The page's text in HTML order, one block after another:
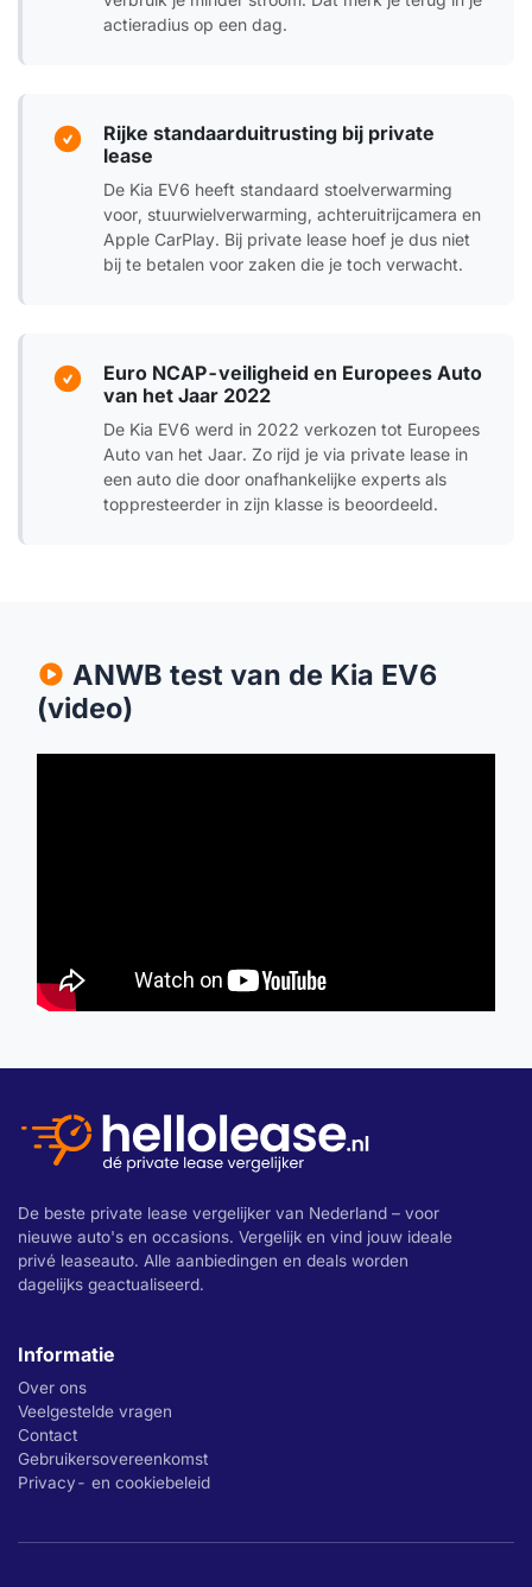
actieradius op een dag.
Rijke standaarduitrusting bij private
lease
De Kia EV6 heeft standaard stoelverwarming
voor, stuurwielverwarming, achteruitrijcamera en
Apple CarPlay. Bij private lease hoef je dus niet
bij te betalen voor zaken die je toch verwacht.
Euro NCAP-veiligheid en Europees Auto
van het Jaar 2022
De Kia EV6 werd in 2022 verkozen tot Europees
Auto van het Jaar. Zo rijd je via private lease in
een auto die door onafhankelijke experts als
toppresteerder in zijn klasse is beoordeeld.
ANWB test van de Kia EV6
(video)
De beste private lease vergelijker van Nederland – voor
nieuwe auto's en occasions. Vergelijk en vind jouw ideale
privé leaseauto. Alle aanbiedingen en deals worden
dagelijks geactualiseerd.
Informatie
Over ons
Veelgestelde vragen
Contact
Gebruikersovereenkomst
Privacy- en cookiebeleid